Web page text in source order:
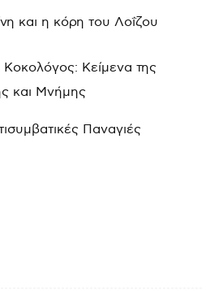
και η κόρη του Λοΐζου
Κοκολόγος: Κείμενα της
και Μνήμης
Παναγιές